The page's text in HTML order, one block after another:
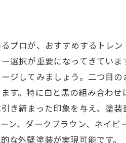
プロが、おすすめするトレ
選択が重要になってきてい
ジしてみましょう。二つ目
す。特に白と黒の組み合わ
き締まった印象を与え、塗
ン、ダークブラウン、ネイ
な外壁塗装が実現可能です。